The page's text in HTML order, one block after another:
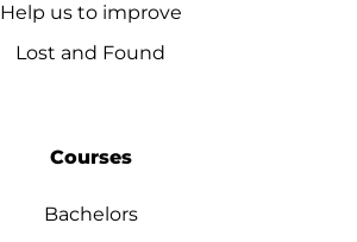
Help us to improve
Lost and Found
Courses
Bachelors